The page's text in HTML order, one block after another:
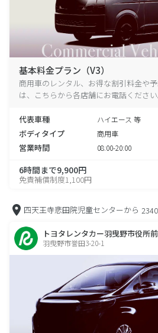
基本料金プラン（V3）
商用車のレンタル、お得な割引料金や
は、こちらから各店舗にお電話ください
代表車種 ハイエース 等
ボディタイプ 商用車
営業時間 08:00-20:00
6時間まで9,900円
免責補償制度1,100円
四天王寺悲田院児童センターから
トヨタレンタカー羽曳野市役所前
羽曳野市誉田3-20-1